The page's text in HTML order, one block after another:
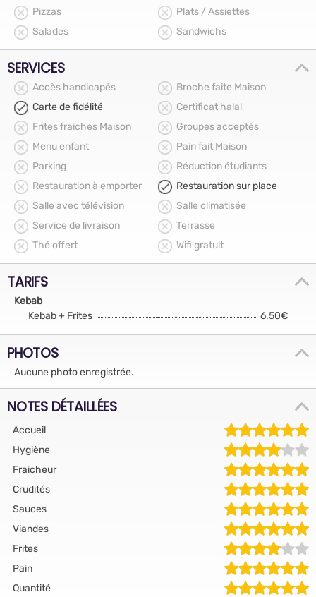
Pizzas
Plats / Assiettes
Salades
Sandwichs
SERVICES
Accès handicapés
Broche faite Maison
Carte de fidélité
Certificat halal
Frîtes fraiches Maison
Groupes acceptés
Menu enfant
Pain fait Maison
Parking
Réduction étudiants
Restauration à emporter
Restauration sur place
Salle avec télévision
Salle climatisée
Service de livraison
Terrasse
Thé offert
Wifi gratuit
TARIFS
Kebab
Kebab + Frites
6.50€
PHOTOS
Aucune photo enregistrée.
NOTES DÉTAILLÉES
Accueil
Hygiène
Fraicheur
Crudités
Sauces
Viandes
Frites
Pain
Quantité